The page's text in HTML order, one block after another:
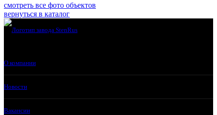
смотреть все фото объектов
вернуться в каталог
О компании
Новости
Вакансии